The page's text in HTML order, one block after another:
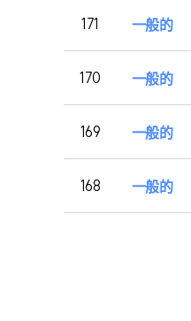
171 一般的
170 一般的
169 一般的
168 一般的